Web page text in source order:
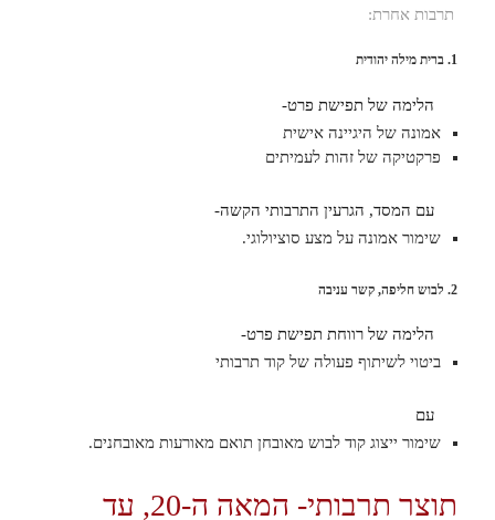
תרבות אחרת:
1. ברית מילה יהודית
הלימה של תפישת פרט-
אמונה של היגיינה אישית
פרקטיקה של זהות לעמיתים
עם המסד, הגרעין התרבותי הקשה-
שימור אמונה על מצע סוציולוגי.
2. לבוש חליפה, קשר עניבה
הלימה של רווחת תפישת פרט-
ביטוי לשיתוף פעולה של קוד תרבותי
עם
שימור ייצוג קוד לבוש מאובחן תואם מאורעות מאובחנים.
תוצר תרבותי- המאה ה-20, עד